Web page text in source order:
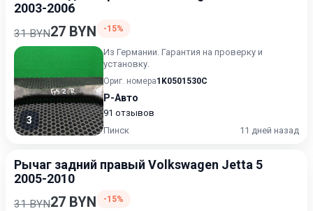
2003-2006
31 BYN27 BYN -15%
3
Из Германии. Гарантия на проверку и
установку.
Ориг. номера1K0501530C
Р-Авто
91 отзывов
Пинск
11 дней назад
Рычаг задний правый Volkswagen Jetta 5
2005-2010
31 BYN27 BYN -15%